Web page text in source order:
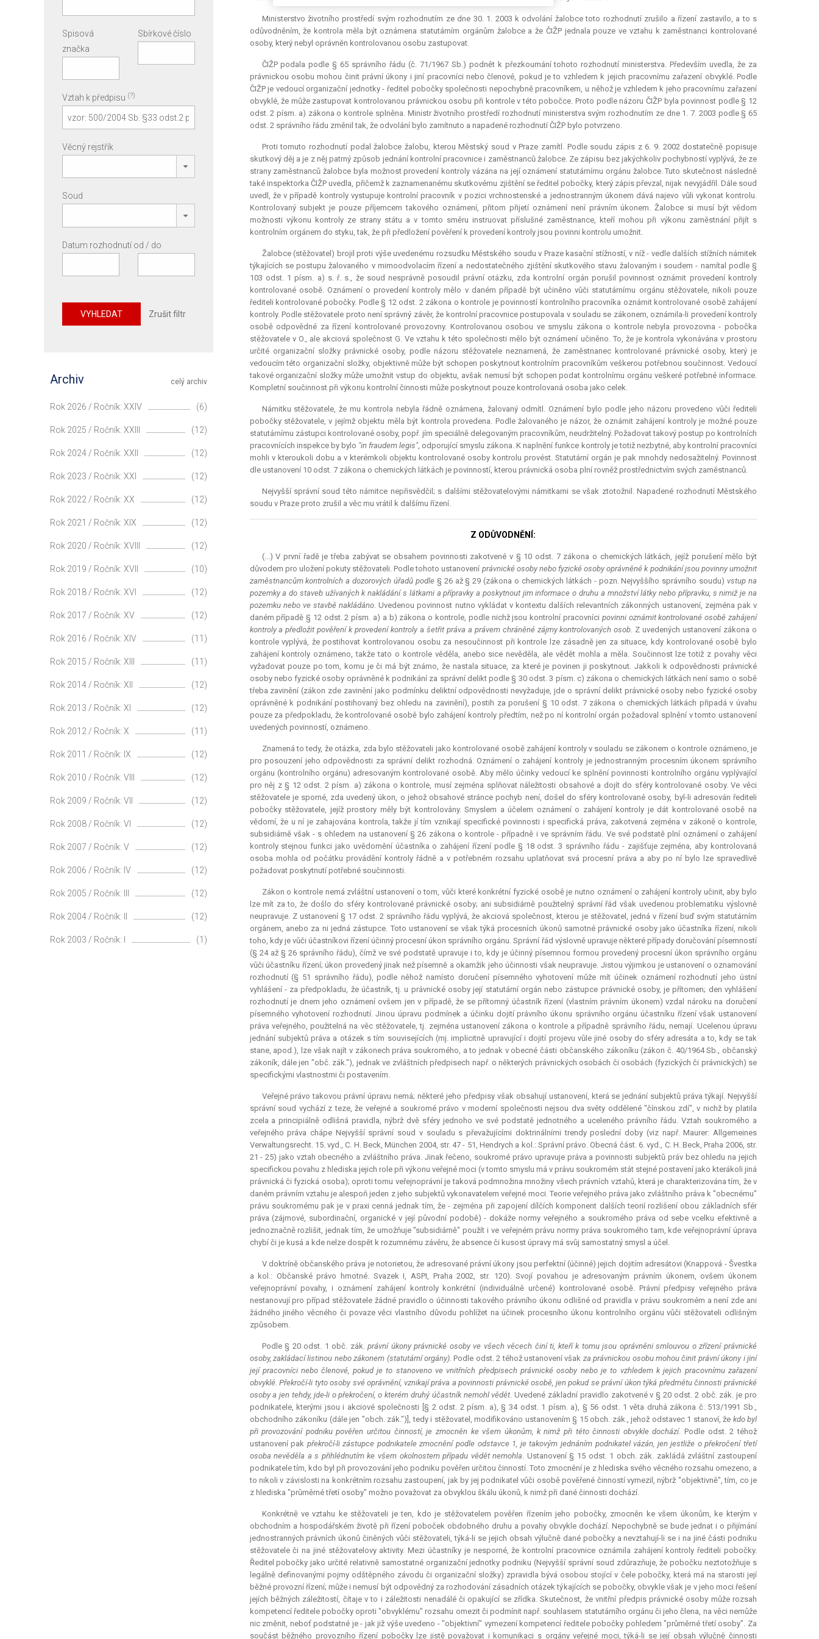
Ministerstvo životního prostředí svým rozhodnutím ze dne 30. 1. 2003 k odvolání žalobce toto rozhodnutí zrušilo a řízení zastavilo, a to s
odůvodněním, že kontrola měla být oznámena statutárním orgánům žalobce a že ČIŽP jednala pouze ve vztahu k zaměstnanci kontrolované
osoby, který nebyl oprávněn kontrolovanou osobu zastupovat.
ČIŽP podala podle § 65 správního řádu (č. 71/1967 Sb.) podnět k přezkoumání tohoto rozhodnutí ministerstva. Především uvedla, že za
právnickou osobu mohou činit právní úkony i jiní pracovníci nebo členové, pokud je to vzhledem k jejich pracovnímu zařazení obvyklé. Podle
ČIŽP je vedoucí organizační jednotky - ředitel pobočky společnosti nepochybně pracovníkem, u něhož je vzhledem k jeho pracovnímu zařazení
obvyklé, že může zastupovat kontrolovanou právnickou osobu při kontrole v této pobočce. Proto podle názoru ČIŽP byla povinnost podle § 12
odst. 2 písm. a) zákona o kontrole splněna. Ministr životního prostředí rozhodnutí ministerstva svým rozhodnutím ze dne 1. 7. 2003 podle § 65
odst. 2 správního řádu změnil tak, že odvolání bylo zamítnuto a napadené rozhodnutí ČIŽP bylo potvrzeno.
Proti tomuto rozhodnutí podal žalobce žalobu, kterou Městský soud v Praze zamítl. Podle soudu zápis z 6. 9. 2002 dostatečně popisuje
skutkový děj a je z něj patrný způsob jednání kontrolní pracovnice i zaměstnanců žalobce. Ze zápisu bez jakýchkoliv pochybností vyplývá, že ze
strany zaměstnanců žalobce byla možnost provedení kontroly vázána na její oznámení statutárnímu orgánu žalobce. Tuto skutečnost následně
také inspektorka ČIŽP uvedla, přičemž k zaznamenanému skutkovému zjištění se ředitel pobočky, který zápis převzal, nijak nevyjádřil. Dále soud
uvedl, že v případě kontroly vystupuje kontrolní pracovník v pozici vrchnostenské a jednostranným úkonem dává najevo vůli vykonat kontrolu.
Kontrolovaný subjekt je pouze příjemcem takového oznámení, přitom přijetí oznámení není právním úkonem. Žalobce si musí být vědom
možnosti výkonu kontroly ze strany státu a v tomto směru instruovat příslušné zaměstnance, kteří mohou při výkonu zaměstnání přijít s
kontrolním orgánem do styku, tak, že při předložení pověření k provedení kontroly jsou povinni kontrolu umožnit.
Žalobce (stěžovatel) brojil proti výše uvedenému rozsudku Městského soudu v Praze kasační stížností, v níž - vedle dalších stížních námitek
týkajících se postupu žalovaného v mimoodvolacím řízení a nedostatečného zjištění skutkového stavu žalovaným i soudem - namítal podle §
103 odst. 1 písm. a) s. ř. s., že soud nesprávně posoudil právní otázku, zda kontrolní orgán porušil povinnost oznámit provedení kontroly
kontrolované osobě. Oznámení o provedení kontroly mělo v daném případě být učiněno vůči statutárnímu orgánu stěžovatele, nikoli pouze
řediteli kontrolované pobočky. Podle § 12 odst. 2 zákona o kontrole je povinností kontrolního pracovníka oznámit kontrolované osobě zahájení
kontroly. Podle stěžovatele proto není správný závěr, že kontrolní pracovnice postupovala v souladu se zákonem, oznámila-li provedení kontroly
osobě odpovědné za řízení kontrolované provozovny. Kontrolovanou osobou ve smyslu zákona o kontrole nebyla provozovna - pobočka
stěžovatele v O., ale akciová společnost G. Ve vztahu k této společnosti mělo být oznámení učiněno. To, že je kontrola vykonávána v prostoru
určité organizační složky právnické osoby, podle názoru stěžovatele neznamená, že zaměstnanec kontrolované právnické osoby, který je
vedoucím této organizační složky, objektivně může být schopen poskytnout kontrolním pracovníkům veškerou potřebnou součinnost. Vedoucí
takové organizační složky může umožnit vstup do objektu, avšak nemusí být schopen podat kontrolnímu orgánu veškeré potřebné informace.
Kompletní součinnost při výkonu kontrolní činnosti může poskytnout pouze kontrolovaná osoba jako celek.
Námitku stěžovatele, že mu kontrola nebyla řádně oznámena, žalovaný odmítl. Oznámení bylo podle jeho názoru provedeno vůči řediteli
pobočky stěžovatele, v jejímž objektu měla být kontrola provedena. Podle žalovaného je názor, že oznámit zahájení kontroly je možné pouze
statutárnímu zástupci kontrolované osoby, popř. jím speciálně delegovaným pracovníkům, neudržitelný. Požadovat takový postup po kontrolních
pracovnících inspekce by bylo "in fraudem legis", odporující smyslu zákona. K naplnění funkce kontroly je totiž nezbytné, aby kontrolní pracovníci
mohli v kteroukoli dobu a v kterémkoli objektu kontrolované osoby kontrolu provést. Statutární orgán je pak mnohdy nedosažitelný. Povinnost
dle ustanovení 10 odst. 7 zákona o chemických látkách je povinností, kterou právnická osoba plní rovněž prostřednictvím svých zaměstnanců.
Nejvyšší správní soud této námitce nepřisvědčil; s dalšími stěžovatelovými námitkami se však ztotožnil. Napadené rozhodnutí Městského
soudu v Praze proto zrušil a věc mu vrátil k dalšímu řízení.
Z ODŮVODNĚNÍ:
(...) V první řadě je třeba zabývat se obsahem povinnosti zakotvené v § 10 odst. 7 zákona o chemických látkách, jejíž porušení mělo být
důvodem pro uložení pokuty stěžovateli. Podle tohoto ustanovení právnické osoby nebo fyzické osoby oprávněné k podnikání jsou povinny umožnit
zaměstnancům kontrolních a dozorových úřadů podle§ 26 až § 29 (zákona o chemických látkách - pozn. Nejvyššího správního soudu)vstup na
pozemky a do staveb užívaných k nakládání s látkami a přípravky a poskytnout jim informace o druhu a množství látky nebo přípravku, s nimiž je na
pozemku nebo ve stavbě nakládáno. Uvedenou povinnost nutno vykládat v kontextu dalších relevantních zákonných ustanovení, zejména pak v
daném případě § 12 odst. 2 písm. a) a b) zákona o kontrole, podle nichž jsou kontrolní pracovníci povinni oznámit kontrolované osobě zahájení
kontroly a předložit pověření k provedení kontroly a šetřit práva a právem chráněné zájmy kontrolovaných osob. Z uvedených ustanovení zákona o
kontrole vyplývá, že postihovat kontrolovanou osobu za nesoučinnost při kontrole lze zásadně jen za situace, kdy kontrolované osobě bylo
zahájení kontroly oznámeno, takže tato o kontrole věděla, anebo sice nevěděla, ale vědět mohla a měla. Součinnost lze totiž z povahy věci
vyžadovat pouze po tom, komu je či má být známo, že nastala situace, za které je povinen ji poskytnout. Jakkoli k odpovědnosti právnické
osoby nebo fyzické osoby oprávněné k podnikání za správní delikt podle § 30 odst. 3 písm. c) zákona o chemických látkách není samo o sobě
třeba zavinění (zákon zde zavinění jako podmínku deliktní odpovědnosti nevyžaduje, jde o správní delikt právnické osoby nebo fyzické osoby
oprávněné k podnikání postihovaný bez ohledu na zavinění), postih za porušení § 10 odst. 7 zákona o chemických látkách připadá v úvahu
pouze za předpokladu, že kontrolované osobě bylo zahájení kontroly předtím, než po ní kontrolní orgán požadoval splnění v tomto ustanovení
uvedených povinností, oznámeno.
Znamená to tedy, že otázka, zda bylo stěžovateli jako kontrolované osobě zahájení kontroly v souladu se zákonem o kontrole oznámeno, je
pro posouzení jeho odpovědnosti za správní delikt rozhodná. Oznámení o zahájení kontroly je jednostranným procesním úkonem správního
orgánu (kontrolního orgánu) adresovaným kontrolované osobě. Aby mělo účinky vedoucí ke splnění povinnosti kontrolního orgánu vyplývající
pro něj z § 12 odst. 2 písm. a) zákona o kontrole, musí zejména splňovat náležitosti obsahové a dojít do sféry kontrolované osoby. Ve věci
stěžovatele je sporné, zda uvedený úkon, o jehož obsahové stránce pochyb není, došel do sféry kontrolované osoby, byl-li adresován řediteli
pobočky stěžovatele, jejíž prostory měly být kontrolovány. Smyslem a účelem oznámení o zahájení kontroly je dát kontrolované osobě na
vědomí, že u ní je zahajována kontrola, takže jí tím vznikají specifické povinnosti i specifická práva, zakotvená zejména v zákoně o kontrole,
subsidiárně však - s ohledem na ustanovení § 26 zákona o kontrole - případně i ve správním řádu. Ve své podstatě plní oznámení o zahájení
kontroly stejnou funkci jako uvědomění účastníka o zahájení řízení podle § 18 odst. 3 správního řádu - zajišťuje zejména, aby kontrolovaná
osoba mohla od počátku provádění kontroly řádně a v potřebném rozsahu uplatňovat svá procesní práva a aby po ní bylo lze spravedlivě
požadovat poskytnutí potřebné součinnosti.
Zákon o kontrole nemá zvláštní ustanovení o tom, vůči které konkrétní fyzické osobě je nutno oznámení o zahájení kontroly učinit, aby bylo
lze mít za to, že došlo do sféry kontrolované právnické osoby; ani subsidiárně použitelný správní řád však uvedenou problematiku výslovně
neupravuje. Z ustanovení § 17 odst. 2 správního řádu vyplývá, že akciová společnost, kterou je stěžovatel, jedná v řízení buď svým statutárním
orgánem, anebo za ni jedná zástupce. Toto ustanovení se však týká procesních úkonů samotné právnické osoby jako účastníka řízení, nikoli
toho, kdy je vůči účastníkovi řízení účinný procesní úkon správního orgánu. Správní řád výslovně upravuje některé případy doručování písemností
(§ 24 až § 26 správního řádu), čímž ve své podstatě upravuje i to, kdy je účinný písemnou formou provedený procesní úkon správního orgánu
vůči účastníku řízení; úkon provedený jinak než písemně a okamžik jeho účinnosti však neupravuje. Jistou výjimkou je ustanovení o oznamování
rozhodnutí (§ 51 správního řádu), podle něhož namísto doručení písemného vyhotovení může mít účinek oznámení rozhodnutí jeho ústní
vyhlášení - za předpokladu, že účastník, tj. u právnické osoby její statutární orgán nebo zástupce právnické osoby, je přítomen; den vyhlášení
rozhodnutí je dnem jeho oznámení ovšem jen v případě, že se přítomný účastník řízení (vlastním právním úkonem) vzdal nároku na doručení
písemného vyhotovení rozhodnutí. Jinou úpravu podmínek a účinku dojití právního úkonu správního orgánu účastníku řízení však ustanovení
práva veřejného, použitelná na věc stěžovatele, tj. zejména ustanovení zákona o kontrole a případně správního řádu, nemají. Ucelenou úpravu
jednání subjektů práva a otázek s tím souvisejících (mj. implicitně upravující i dojití projevu vůle jiné osoby do sféry adresáta a to, kdy se tak
stane, apod.), lze však najít v zákonech práva soukromého, a to jednak v obecné části občanského zákoníku (zákon č. 40/1964 Sb., občanský
zákoník, dále jen "obč. zák."), jednak ve zvláštních předpisech např. o některých právnických osobách či osobách (fyzických či právnických) se
specifickými vlastnostmi či postavením.
Veřejné právo takovou právní úpravu nemá; některé jeho předpisy však obsahují ustanovení, která se jednání subjektů práva týkají. Nejvyšší
správní soud vychází z teze, že veřejné a soukromé právo v moderní společnosti nejsou dva světy oddělené "čínskou zdí", v nichž by platila
zcela a principiálně odlišná pravidla, nýbrž dvě sféry jednoho ve své podstatě jednotného a uceleného právního řádu. Vztah soukromého a
veřejného práva chápe Nejvyšší správní soud v souladu s převažujícími doktrinálními trendy poslední doby (viz např. Maurer: Allgemeines
Verwaltungsrecht. 15. vyd., C. H. Beck, München 2004, str. 47 - 51, Hendrych a kol.: Správní právo. Obecná část. 6. vyd., C. H. Beck, Praha 2006, str.
21 - 25) jako vztah obecného a zvláštního práva. Jinak řečeno, soukromé právo upravuje práva a povinnosti subjektů práv bez ohledu na jejich
specifickou povahu z hlediska jejich role při výkonu veřejné moci (v tomto smyslu má v právu soukromém stát stejné postavení jako kterákoli jiná
právnická či fyzická osoba); oproti tomu veřejnoprávní je taková podmnožina množiny všech právních vztahů, která je charakterizována tím, že v
daném právním vztahu je alespoň jeden z jeho subjektů vykonavatelem veřejné moci. Teorie veřejného práva jako zvláštního práva k "obecnému"
právu soukromému pak je v praxi cenná jednak tím, že - zejména při zapojení dílčích komponent dalších teorií rozlišení obou základních sfér
práva (zájmové, subordinační, organické v její původní podobě) - dokáže normy veřejného a soukromého práva od sebe vcelku efektivně a
jednoznačně rozlišit, jednak tím, že umožňuje "subsidiárně" použít i ve veřejném právu normy práva soukromého tam, kde veřejnoprávní úprava
chybí či je kusá a kde nelze dospět k rozumnému závěru, že absence či kusost úpravy má svůj samostatný smysl a účel.
V doktríně občanského práva je notorietou, že adresované právní úkony jsou perfektní (účinné) jejich dojitím adresátovi (Knappová - Švestka
a kol.: Občanské právo hmotné. Svazek I, ASPI, Praha 2002, str. 120). Svojí povahou je adresovaným právním úkonem, ovšem úkonem
veřejnoprávní povahy, i oznámení zahájení kontroly konkrétní (individuálně určené) kontrolované osobě. Právní předpisy veřejného práva
nestanovují pro případ stěžovatele žádné pravidlo o účinnosti takového právního úkonu odlišné od pravidla v právu soukromém a není zde ani
žádného jiného věcného či povaze věci vlastního důvodu pohlížet na účinek procesního úkonu kontrolního orgánu vůči stěžovateli odlišným
způsobem.
Podle § 20 odst. 1 obč. zák.právní úkony právnické osoby ve všech věcech činí ti, kteří k tomu jsou oprávněni smlouvou o zřízení právnické
osoby, zakládací listinou nebo zákonem (statutární orgány). Podle odst. 2 téhož ustanovení však za právnickou osobu mohou činit právní úkony i jiní
její pracovníci nebo členové, pokud je to stanoveno ve vnitřních předpisech právnické osoby nebo je to vzhledem k jejich pracovnímu zařazení
obvyklé. Překročí-li tyto osoby své oprávnění, vznikají práva a povinnosti právnické osobě, jen pokud se právní úkon týká předmětu činnosti právnické
osoby a jen tehdy, jde-li o překročení, o kterém druhý účastník nemohl vědět. Uvedené základní pravidlo zakotvené v § 20 odst. 2 obč. zák. je pro
podnikatele, kterými jsou i akciové společnosti [§ 2 odst. 2 písm. a), § 34 odst. 1 písm. a), § 56 odst. 1 věta druhá zákona č. 513/1991 Sb.,
obchodního zákoníku (dále jen "obch. zák.")], tedy i stěžovatel, modifikováno ustanovením § 15 obch. zák., jehož odstavec 1 stanoví, že kdo byl
při provozování podniku pověřen určitou činností, je zmocněn ke všem úkonům, k nimž při této činnosti obvykle dochází. Podle odst. 2 téhož
ustanovení pak překročí-li zástupce podnikatele zmocnění podle odstavce 1, je takovým jednáním podnikatel vázán, jen jestliže o překročení třetí
osoba nevěděla a s přihlédnutím ke všem okolnostem případu vědět nemohla. Ustanovení § 15 odst. 1 obch. zák. zakládá zvláštní zastoupení
podnikatele tím, kdo byl při provozování jeho podniku pověřen určitou činností. Toto zmocnění je z hlediska svého věcného rozsahu omezeno, a
to nikoli v závislosti na konkrétním rozsahu zastoupení, jak by jej podnikatel vůči osobě pověřené činností vymezil, nýbrž "objektivně", tím, co je
z hlediska "průměrné třetí osoby" možno považovat za obvyklou škálu úkonů, k nimž při dané činnosti dochází.
Konkrétně ve vztahu ke stěžovateli je ten, kdo je stěžovatelem pověřen řízením jeho pobočky, zmocněn ke všem úkonům, ke kterým v
obchodním a hospodářském životě při řízení poboček obdobného druhu a povahy obvykle dochází. Nepochybně se bude jednat i o přijímání
jednostranných právních úkonů činěných vůči stěžovateli, týká-li se jejich obsah výlučně dané pobočky a nevztahují-li se i na jiné části podniku
stěžovatele či na jiné stěžovatelovy aktivity. Mezi účastníky je nesporné, že kontrolní pracovnice oznámila zahájení kontroly řediteli pobočky.
Ředitel pobočky jako určité relativně samostatné organizační jednotky podniku (Nejvyšší správní soud zdůrazňuje, že pobočku neztotožňuje s
legálně definovanými pojmy odštěpného závodu či organizační složky) zpravidla bývá osobou stojící v čele pobočky, která má na starosti její
běžné provozní řízení; může i nemusí být odpovědný za rozhodování zásadních otázek týkajících se pobočky, obvykle však je v jeho moci řešení
jejích běžných záležitostí, čítaje v to i záležitosti nenadálé či opakující se zřídka. Skutečnost, že vnitřní předpis právnické osoby může rozsah
kompetencí ředitele pobočky oproti "obvyklému" rozsahu omezit či podmínit např. souhlasem statutárního orgánu či jeho člena, na věci nemůže
nic změnit, neboť podstatné je - jak již výše uvedeno - "objektivní" vymezení kompetencí ředitele pobočky pohledem "průměrné třetí osoby". Za
součást běžného provozního řízení pobočky lze jistě považovat i komunikaci s orgány veřejné moci, týká-li se její obsah výlučně činnosti
Spisová
značka
Sbírkové číslo
Vztah k předpisu (?)
Věcný rejstřík
Soud
Datum rozhodnutí od / do
VYHLEDAT Zrušit filtr
celý archiv
Archiv
Rok 2026 / Ročník: XXIV (6)
Rok 2025 / Ročník: XXIII (12)
Rok 2024 / Ročník: XXII (12)
Rok 2023 / Ročník: XXI (12)
Rok 2022 / Ročník: XX (12)
Rok 2021 / Ročník: XIX (12)
Rok 2020 / Ročník: XVIII (12)
Rok 2019 / Ročník: XVII (10)
Rok 2018 / Ročník: XVI (12)
Rok 2017 / Ročník: XV (12)
Rok 2016 / Ročník: XIV (11)
Rok 2015 / Ročník: XIII (11)
Rok 2014 / Ročník: XII (12)
Rok 2013 / Ročník: XI (12)
Rok 2012 / Ročník: X (11)
Rok 2011 / Ročník: IX (12)
Rok 2010 / Ročník: VIII (12)
Rok 2009 / Ročník: VII (12)
Rok 2008 / Ročník: VI (12)
Rok 2007 / Ročník: V (12)
Rok 2006 / Ročník: IV (12)
Rok 2005 / Ročník: III (12)
Rok 2004 / Ročník: II (12)
Rok 2003 / Ročník: I (1)